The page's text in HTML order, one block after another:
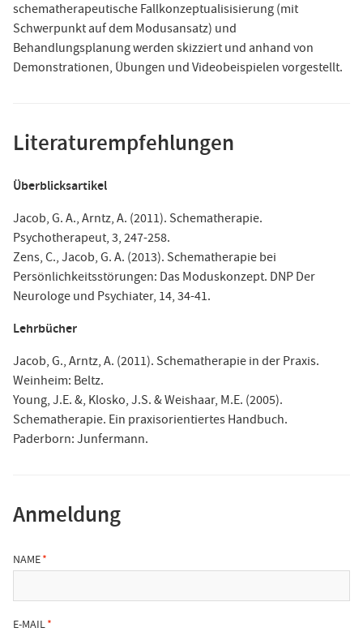
schematherapeutische Fallkonzeptualisisierung (mit
Schwerpunkt auf dem Modusansatz) und
Behandlungsplanung werden skizziert und anhand von
Demonstrationen, Übungen und Videobeispielen vorgestellt.
Literaturempfehlungen
Überblicksartikel
Jacob, G. A., Arntz, A. (2011). Schematherapie.
Psychotherapeut, 3, 247-258.
Zens, C., Jacob, G. A. (2013). Schematherapie bei
Persönlichkeitsstörungen: Das Moduskonzept. DNP Der
Neurologe und Psychiater, 14, 34-41.
Lehrbücher
Jacob, G., Arntz, A. (2011). Schematherapie in der Praxis.
Weinheim: Beltz.
Young, J.E. &, Klosko, J.S. & Weishaar, M.E. (2005).
Schematherapie. Ein praxisorientiertes Handbuch.
Paderborn: Junfermann.
Anmeldung
NAME
E-MAIL